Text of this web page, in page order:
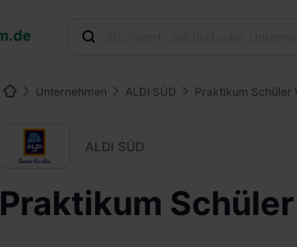
Unternehmen ALDI SÜD Praktikum Schüler
ALDI SÜD
Praktikum